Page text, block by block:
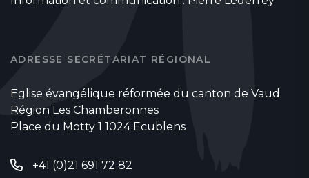
ADRESSE SECRÉTARIAT RÉGIONAL
Eglise évangélique réformée du canton de Vaud
Région Les Chamberonnes
Place du Motty 1 1024 Ecublens
+41 (0)21 691 72 82